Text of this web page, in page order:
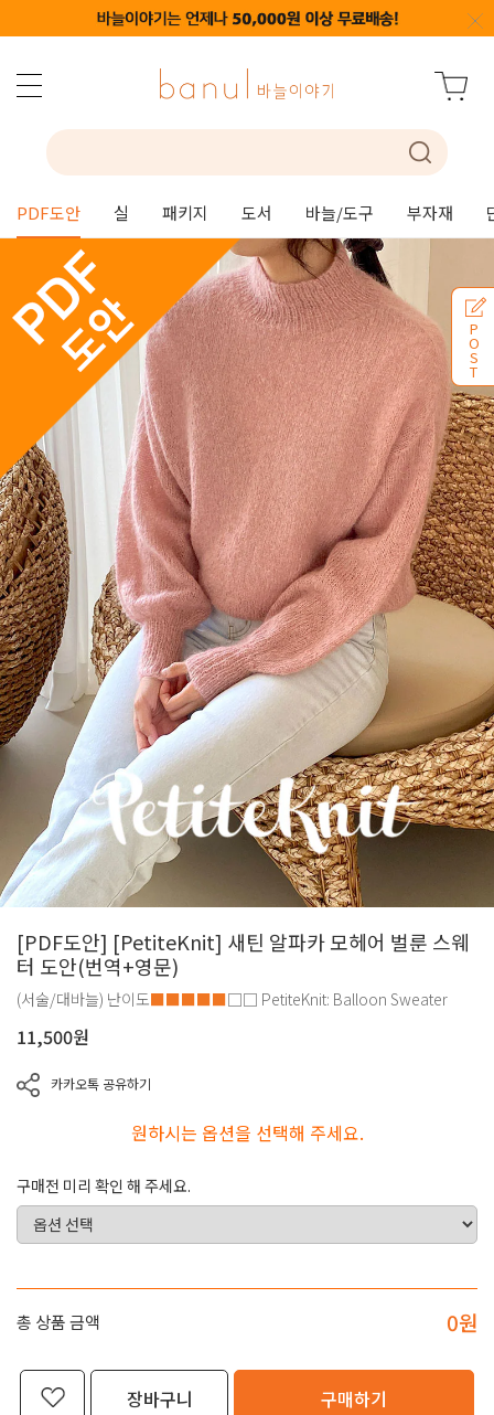
PDF도안 실 패키지 도서 바늘/도구 부자재
P
O
S
T
[PDF도안] [PetiteKnit] 새틴 알파카 모헤어 벌룬 스웨
터 도안(번역+영문)
(서술/대바늘) 난이도■■■■■□□ PetiteKnit: Balloon Sweater
11,500원
카카오톡 공유하기
원하시는 옵션을 선택해 주세요.
구매전 미리 확인 해 주세요.
총 상품 금액 0원
장바구니 구매하기